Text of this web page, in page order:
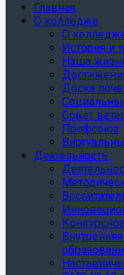
Главная
О колледже
О
История и
Наша
Доска
Совет
Профсоюз
Деятельность